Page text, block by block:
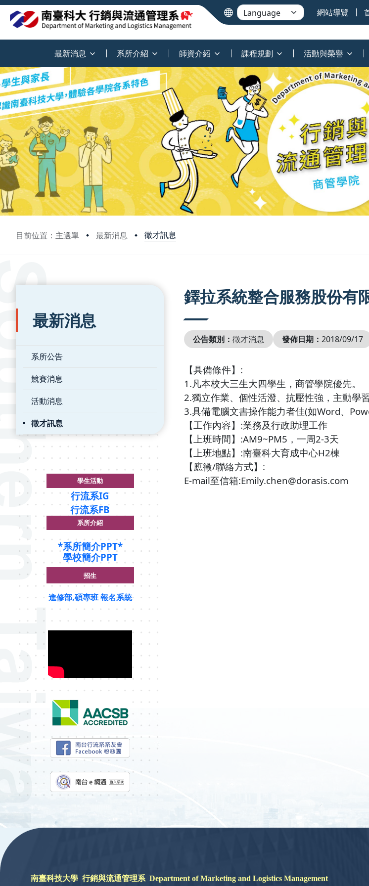
網站導覽
最新消息 系所介紹 師資介紹 課程規劃 活動與榮譽
目前位置：主選單 最新消息 徵才訊息
:::
最新消息
系所公告
競賽消息
活動消息
徵才訊息
學生活動
行流系IG
行流系FB
系所介紹
*系所簡介PPT*
學校簡介PPT
招生
進修部,碩專班 報名系統
鐸拉系統整合服務股份有
公告類別： 徵才消息 發佈日期： 2018/09/17
【具備條件】 :
1.凡本校大三生大四學生，商管學院優先。
2.獨立作業、個性活潑、抗壓性強，主動學
3.具備電腦文書操作能力者佳(如Word、
【工作內容】 :業務及行政助理工作
【上班時間】 :AM9~PM5 ，一周2-3天
【上班地點】 :南臺科大育成中心H2棟
【應徵/聯絡方式】 :
E-mail至信箱:Emily.chen@dorasis.com
:::
南臺科技大學 行銷與流通管理系 Department of Marketing and Logistics Management